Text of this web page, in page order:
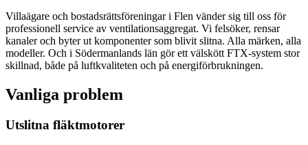
Villaägare och bostadsrättsföreningar i Flen vänder sig till oss för
professionell service av ventilationsaggregat. Vi felsöker, rensar
kanaler och byter ut komponenter som blivit slitna. Alla märken, alla
modeller. Och i Södermanlands län gör ett välskött FTX-system stor
skillnad, både på luftkvaliteten och på energiförbrukningen.
Vanliga problem
Utslitna fläktmotorer